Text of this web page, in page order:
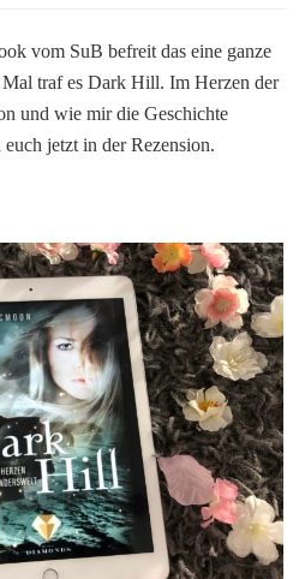
vom SuB befreit das eine ganze
traf es Dark Hill. Im Herzen der
und wie mir die Geschichte
jetzt in der Rezension.